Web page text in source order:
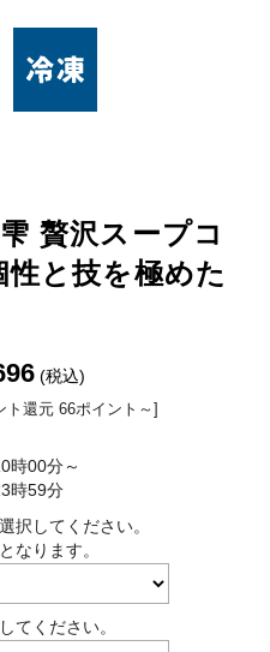
贅沢スープコ
と技を極めた
(税込)
ト還元 66ポイント～]
時00分～
時59分
択してください。
なります。
てください。